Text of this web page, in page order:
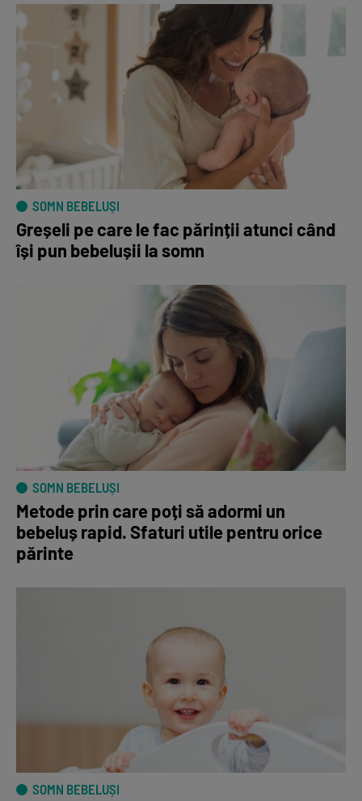
SOMN BEBELUȘI
Greșeli pe care le fac părinții atunci când
își pun bebelușii la somn
SOMN BEBELUȘI
Metode prin care poți să adormi un
bebeluș rapid. Sfaturi utile pentru orice
părinte
SOMN BEBELUȘI